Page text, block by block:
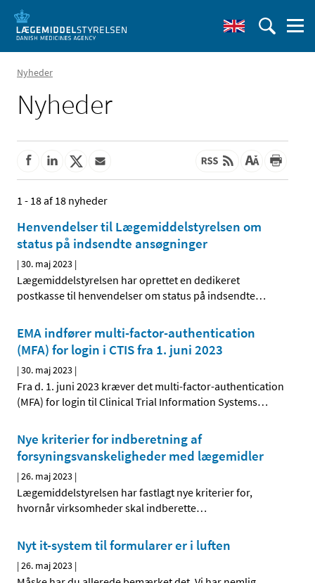
Nyheder
Nyheder
1 - 18 af 18 nyheder
Henvendelser til Lægemiddelstyrelsen om
status på indsendte ansøgninger
|30. maj 2023 |
Lægemiddelstyrelsen har oprettet en dedikeret
postkasse til henvendelser om status på indsendte…
EMA indfører multi-factor-authentication
(MFA) for login i CTIS fra 1. juni 2023
|30. maj 2023 |
Fra d. 1. juni 2023 kræver det multi-factor-authentication
(MFA) for login til Clinical Trial Information Systems…
Nye kriterier for indberetning af
forsyningsvanskeligheder med lægemidler
|26. maj 2023 |
Lægemiddelstyrelsen har fastlagt nye kriterier for,
hvornår virksomheder skal indberette…
Nyt it-system til formularer er i luften
|26. maj 2023 |